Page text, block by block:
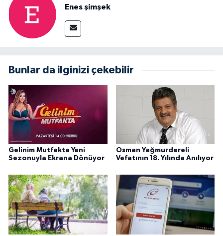
Enes şimşek
Bunlar da ilginizi çekebilir
Gelinim Mutfakta Yeni
Sezonuyla Ekrana Dönüyor
Osman Yağmurdereli
Vefatının 18. Yılında Anılıyor